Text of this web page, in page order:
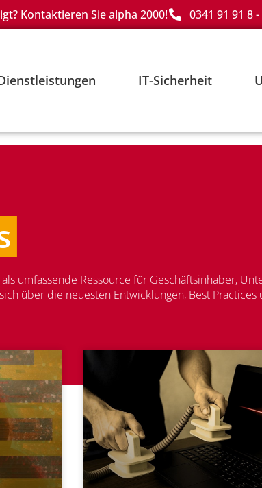
Kontaktieren Sie alpha 2000! 0341 91 91 8
IT-Sicherheit
umfassende Ressource für Geschäftsinhaber,
über die neuesten Entwicklungen, Best